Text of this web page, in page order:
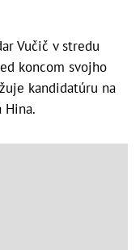
Vučič v stredu
koncom svojho
kandidatúru na
Hina.